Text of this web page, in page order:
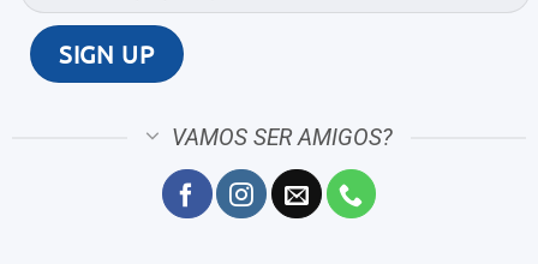
VAMOS SER AMIGOS?